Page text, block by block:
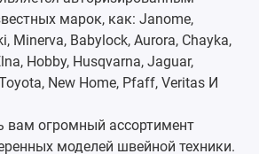
марок, как: Janome,
Minerva, Babylock, Aurora, Chayka,
Hobby, Husqvarna, Jaguar,
New Home, Pfaff, Veritas И
вам огромный ассортимент
моделей швейной техники.